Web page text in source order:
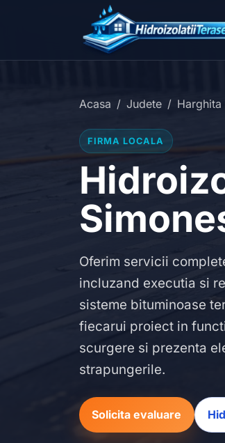
Acasa Judete Harghita
FIRMA LOCALA
Oferim servicii
incluzand executia si
sisteme bituminoase
fiecarui proiect in
scurgere si prezenta
strapungerile.
Solicita evaluare